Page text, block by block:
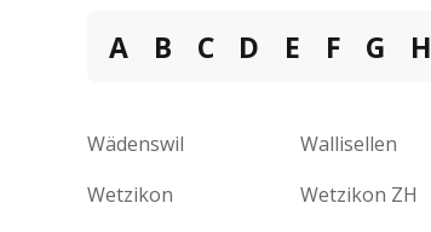
A B C D E F G H
Wädenswil Wallisellen
Wetzikon
Wetzikon ZH